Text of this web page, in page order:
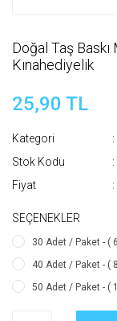
Doğal Taş Baskı
Kınahediyelik
25,90 TL
Kategori
Stok Kodu
Fiyat
SEÇENEKLER
30 Adet / Paket - (
40 Adet / Paket - (
50 Adet / Paket - (